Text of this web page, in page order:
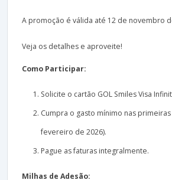
A promoção é válida até 12 de novembro
Veja os detalhes e aproveite!
Como Participar:
Solicite o cartão GOL Smiles Visa
Cumpra o gasto mínimo nas
fevereiro de 2026).
Pague as faturas integralmente.
Milhas de Adesão: